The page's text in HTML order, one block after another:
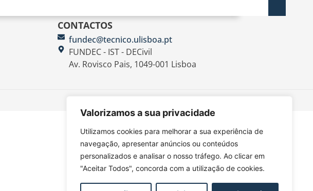
Valorizamos a sua privacidade
Utilizamos cookies para melhorar a sua experiência de
navegação, apresentar anúncios ou conteúdos
personalizados e analisar o nosso tráfego. Ao clicar em
"Aceitar Todos", concorda com a utilização de cookies.
CONTACTOS
fundec@tecnico.ulisboa.pt
FUNDEC - IST - DECivil
Av. Rovisco Pais, 1049-001 Lisboa